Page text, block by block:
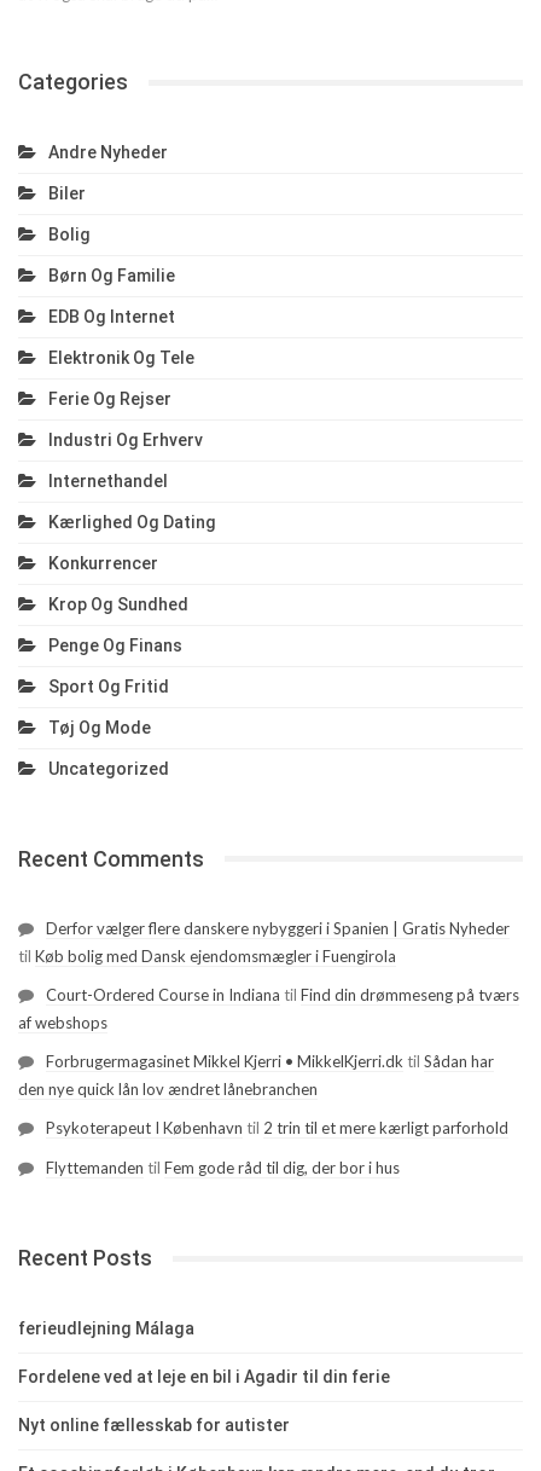
Categories
Andre Nyheder
Biler
Bolig
Børn Og Familie
EDB Og Internet
Elektronik Og Tele
Ferie Og Rejser
Industri Og Erhverv
Internethandel
Kærlighed Og Dating
Konkurrencer
Krop Og Sundhed
Penge Og Finans
Sport Og Fritid
Tøj Og Mode
Uncategorized
Recent Comments
Derfor vælger flere danskere nybyggeri i Spanien | Gratis Nyheder
til Køb bolig med Dansk ejendomsmægler i Fuengirola
Court-Ordered Course in Indiana til Find din drømmeseng på tværs
af webshops
Forbrugermagasinet Mikkel Kjerri • MikkelKjerri.dk til Sådan har
den nye quick lån lov ændret lånebranchen
Psykoterapeut I København til 2 trin til et mere kærligt parforhold
Flyttemanden til Fem gode råd til dig, der bor i hus
Recent Posts
ferieudlejning Málaga
Fordelene ved at leje en bil i Agadir til din ferie
Nyt online fællesskab for autister